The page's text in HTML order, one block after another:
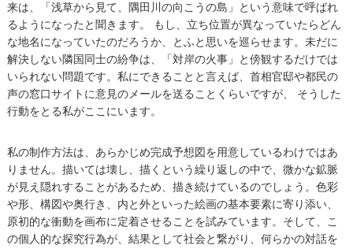
来は、「浅草から見て、隅田川の向こうの島」という意味で呼ばれ
るようになったと聞きます。 もし、立ち位置が異なっていたらどん
な地名になっていたのだろうか、とふと思いを巡らせます。未だに
解決しない隣国同士の紛争は、「対岸の火事」と傍観するだけでは
いられない問題です。私にできることと言えば、首相官邸や都民の
声の窓口サイトに意見のメールを送ることくらいですが、 そうした
行動をとる私がここにいます。
私の制作方法は、あらかじめ完成予想図を用意しているわけではあ
りません。描いては壊し、描くという繰り返しの中で、微かな鉱脈
が見え隠れすることがあるため、描き続けているのでしょう。色彩
や形、構図や奥行き、内と外といった絵画の基本要素に寄り添い、
原初的な衝動を画布に定着させることを試みています。そして、こ
の個人的な探究行為が、結果として社会と繋がり、何らかの対話を